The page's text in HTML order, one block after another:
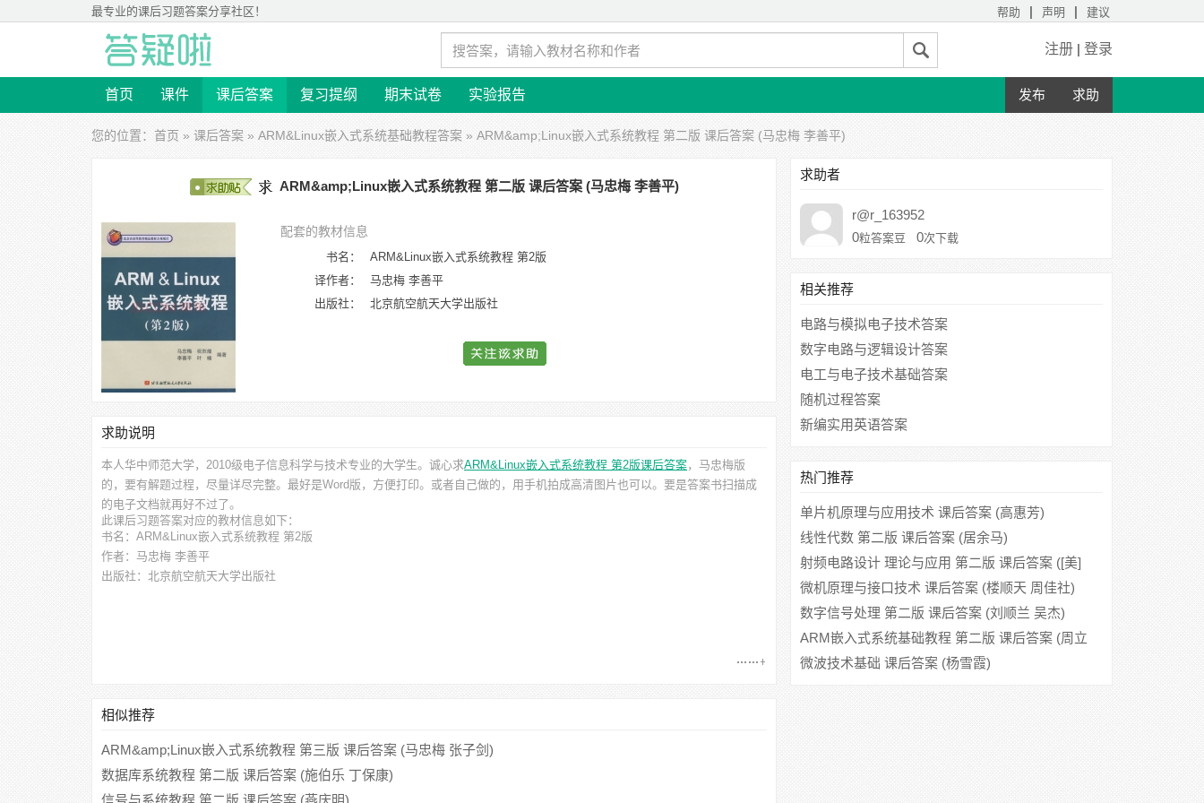
最专业的课后习题答案分享社区！ 帮助 | 声明 | 建议
注册 | 登录
首页 课件 课后答案 复习提纲 期末试卷 实验报告 发布 求助
您的位置： 首页 » 课后答案 » ARM&Linux嵌入式系统基础教程答案 » ARM&amp;Linux嵌入式系统教程 第二版 课后答案 (马忠梅 李善平)
ARM&amp;Linux嵌入式系统教程 第二版 课后答案 (马忠梅 李善平)
配套的教材信息
书名：
ARM&Linux嵌入式系统教程 第2版
译作者：
马忠梅 李善平
出版社：
北京航空航天大学出版社
求助说明
本人华中师范大学，2010级电子信息科学与技术专业的大学生。诚心求ARM&Linux嵌入式系统教程 第2版课后答案，马忠梅版
的，要有解题过程，尽量详尽完整。最好是Word版，方便打印。或者自己做的，用手机拍成高清图片也可以。要是答案书扫描成
的电子文档就再好不过了。
此课后习题答案对应的教材信息如下：
书名：ARM&Linux嵌入式系统教程 第2版
作者：马忠梅 李善平
出版社：北京航空航天大学出版社
相似推荐
ARM&amp;Linux嵌入式系统教程 第三版 课后答案 (马忠梅 张子剑)
数据库系统教程 第二版 课后答案 (施伯乐 丁保康)
信号与系统教程 第二版 课后答案 (燕庆明)
求助者
r@r_163952
0粒答案豆 0次下载
相关推荐
电路与模拟电子技术答案
数字电路与逻辑设计答案
电工与电子技术基础答案
随机过程答案
新编实用英语答案
热门推荐
单片机原理与应用技术 课后答案 (高惠芳)
线性代数 第二版 课后答案 (居余马)
射频电路设计 理论与应用 第二版 课后答案 ([美]
Reinhold Ludwig)
微机原理与接口技术 课后答案 (楼顺天 周佳社)
数字信号处理 第二版 课后答案 (刘顺兰 吴杰)
ARM嵌入式系统基础教程 第二版 课后答案 (周立
功)
微波技术基础 课后答案 (杨雪霞)